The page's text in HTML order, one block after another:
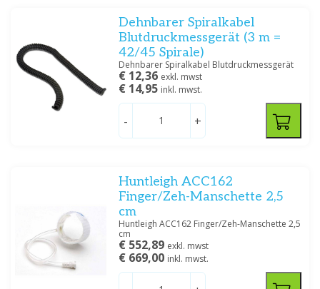
Dehnbarer Spiralkabel
Blutdruckmessgerät (3 m =
42/45 Spirale)
Dehnbarer Spiralkabel Blutdruckmessgerät
€ 12,36 exkl. mwst
€ 14,95 inkl. mwst.
- +
Huntleigh ACC162
Finger/Zeh-Manschette 2,5
cm
Huntleigh ACC162 Finger/Zeh-Manschette 2,5
cm
€ 552,89 exkl. mwst
€ 669,00 inkl. mwst.